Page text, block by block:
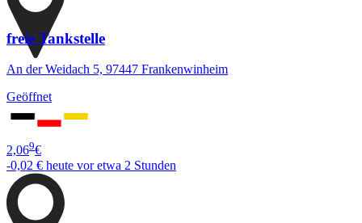
freie Tankstelle
An der Weidach 5, 97447 Frankenwinheim
Geöffnet
2,069€
-0,02 € heute vor etwa 2 Stunden